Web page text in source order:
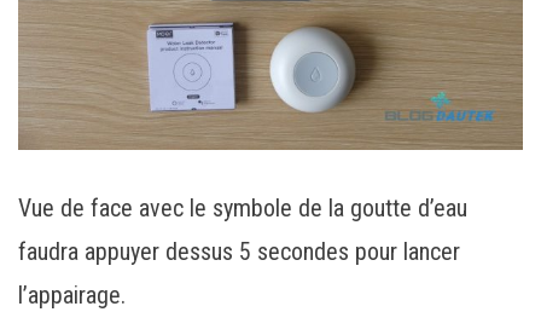
Vue de face avec le symbole de la goutte d’eau
faudra appuyer dessus 5 secondes pour lancer
l’appairage.